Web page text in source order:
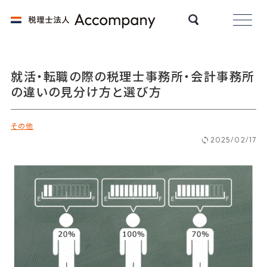
就活・転職の際の税理士事務所・会計事務所
の違いの見分け方と選び方
その他
2025/02/17